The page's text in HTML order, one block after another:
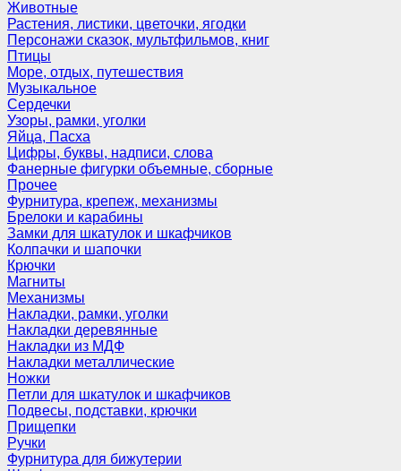
Животные
Растения, листики, цветочки, ягодки
Персонажи сказок, мультфильмов, книг
Птицы
Море, отдых, путешествия
Музыкальное
Сердечки
Узоры, рамки, уголки
Яйца, Пасха
Цифры, буквы, надписи, слова
Фанерные фигурки объемные, сборные
Прочее
Фурнитура, крепеж, механизмы
Брелоки и карабины
Замки для шкатулок и шкафчиков
Колпачки и шапочки
Крючки
Магниты
Механизмы
Накладки, рамки, уголки
Накладки деревянные
Накладки из МДФ
Накладки металлические
Ножки
Петли для шкатулок и шкафчиков
Подвесы, подставки, крючки
Прищепки
Ручки
Фурнитура для бижутерии